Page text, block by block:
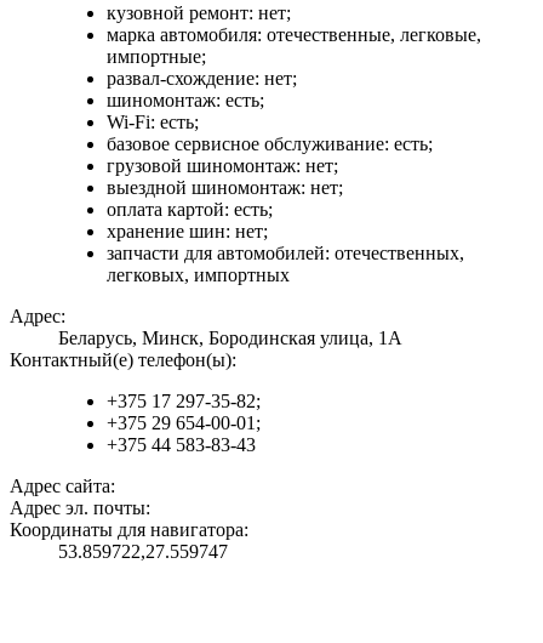
кузовной ремонт: нет;
марка автомобиля: отечественные, легковые,
импортные;
развал-схождение: нет;
шиномонтаж: есть;
Wi-Fi: есть;
базовое сервисное обслуживание: есть;
грузовой шиномонтаж: нет;
выездной шиномонтаж: нет;
оплата картой: есть;
хранение шин: нет;
запчасти для автомобилей: отечественных,
легковых, импортных
Адрес:
Беларусь, Минск, Бородинская улица, 1А
Контактный(е) телефон(ы):
+375 17 297-35-82;
+375 29 654-00-01;
+375 44 583-83-43
Адрес сайта:
Адрес эл. почты:
Координаты для навигатора:
53.859722,27.559747